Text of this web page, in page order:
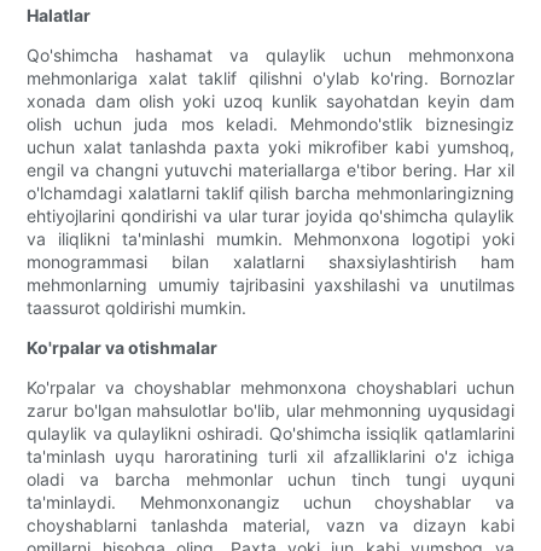
Halatlar
Qo'shimcha hashamat va qulaylik uchun mehmonxona
mehmonlariga xalat taklif qilishni o'ylab ko'ring. Bornozlar
xonada dam olish yoki uzoq kunlik sayohatdan keyin dam
olish uchun juda mos keladi. Mehmondo'stlik biznesingiz
uchun xalat tanlashda paxta yoki mikrofiber kabi yumshoq,
engil va changni yutuvchi materiallarga e'tibor bering. Har xil
o'lchamdagi xalatlarni taklif qilish barcha mehmonlaringizning
ehtiyojlarini qondirishi va ular turar joyida qo'shimcha qulaylik
va iliqlikni ta'minlashi mumkin. Mehmonxona logotipi yoki
monogrammasi bilan xalatlarni shaxsiylashtirish ham
mehmonlarning umumiy tajribasini yaxshilashi va unutilmas
taassurot qoldirishi mumkin.
Ko'rpalar va otishmalar
Ko'rpalar va choyshablar mehmonxona choyshablari uchun
zarur bo'lgan mahsulotlar bo'lib, ular mehmonning uyqusidagi
qulaylik va qulaylikni oshiradi. Qo'shimcha issiqlik qatlamlarini
ta'minlash uyqu haroratining turli xil afzalliklarini o'z ichiga
oladi va barcha mehmonlar uchun tinch tungi uyquni
ta'minlaydi. Mehmonxonangiz uchun choyshablar va
choyshablarni tanlashda material, vazn va dizayn kabi